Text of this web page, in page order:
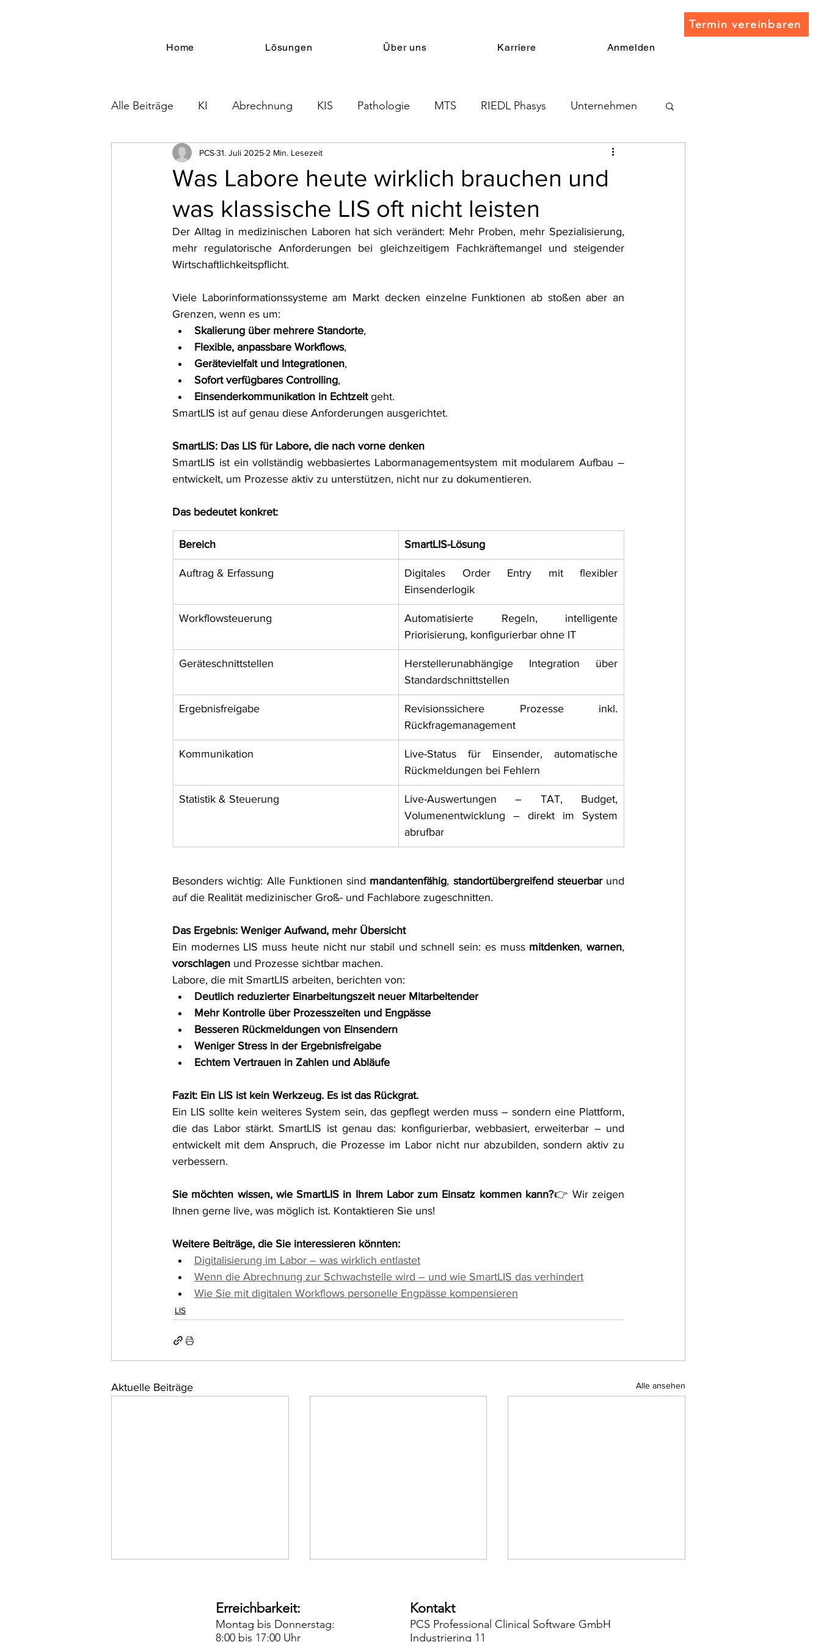
Termin vereinbaren
Home Lösungen Über uns Karriere Anmelden
Alle Beiträge KI Abrechnung KIS Pathologie MTS RIEDL Phasys Unternehmen
Security Blutbanken Therapieplanung
Was Labore heute wirklich brauchen und
was klassische LIS oft nicht leisten
PCS31. Juli 2025 2 Min. Lesezeit
Der Alltag in medizinischen Laboren hat sich verändert: Mehr Proben, mehr Spezialisierung,
mehr regulatorische Anforderungen bei gleichzeitigem Fachkräftemangel und steigender
Wirtschaftlichkeitspflicht.
Viele Laborinformationssysteme am Markt decken einzelne Funktionen ab stoßen aber an
Grenzen, wenn es um:
Skalierung über mehrere Standorte,
Flexible, anpassbare Workflows,
Gerätevielfalt und Integrationen,
Sofort verfügbares Controlling,
Einsenderkommunikation in Echtzeit geht.
SmartLIS ist auf genau diese Anforderungen ausgerichtet.
SmartLIS: Das LIS für Labore, die nach vorne denken
SmartLIS ist ein vollständig webbasiertes Labormanagementsystem mit modularem Aufbau –
entwickelt, um Prozesse aktiv zu unterstützen, nicht nur zu dokumentieren.
Das bedeutet konkret:
Bereich SmartLIS-Lösung
Auftrag & Erfassung
Digitales Order Entry mit flexibler
Einsenderlogik
Workflowsteuerung
Automatisierte Regeln, intelligente
Priorisierung, konfigurierbar ohne IT
Geräteschnittstellen
Herstellerunabhängige Integration über
Standardschnittstellen
Ergebnisfreigabe
Revisionssichere Prozesse inkl.
Rückfragemanagement
Kommunikation
Live-Status für Einsender, automatische
Rückmeldungen bei Fehlern
Statistik & Steuerung
Live-Auswertungen – TAT, Budget,
Volumenentwicklung – direkt im System
abrufbar
Besonders wichtig: Alle Funktionen sind mandantenfähig, standortübergreifend steuerbar und
auf die Realität medizinischer Groß- und Fachlabore zugeschnitten.
Das Ergebnis: Weniger Aufwand, mehr Übersicht
Ein modernes LIS muss heute nicht nur stabil und schnell sein: es muss mitdenken, warnen
vorschlagen und Prozesse sichtbar machen.
Labore, die mit SmartLIS arbeiten, berichten von:
Deutlich reduzierter Einarbeitungszeit neuer Mitarbeitender
Mehr Kontrolle über Prozesszeiten und Engpässe
Besseren Rückmeldungen von Einsendern
Weniger Stress in der Ergebnisfreigabe
Echtem Vertrauen in Zahlen und Abläufe
Fazit: Ein LIS ist kein Werkzeug. Es ist das Rückgrat.
Ein LIS sollte kein weiteres System sein, das gepflegt werden muss – sondern eine Plattform,
die das Labor stärkt. SmartLIS ist genau das: konfigurierbar, webbasiert, erweiterbar – und
entwickelt mit dem Anspruch, die Prozesse im Labor nicht nur abzubilden, sondern aktiv zu
verbessern.
Sie möchten wissen, wie SmartLIS in Ihrem Labor zum Einsatz kommen kann?👉 Wir zeigen
Ihnen gerne live, was möglich ist. Kontaktieren Sie uns!
Weitere Beiträge, die Sie interessieren könnten:
Digitalisierung im Labor – was wirklich entlastet
Wenn die Abrechnung zur Schwachstelle wird – und wie SmartLIS das verhindert
Wie Sie mit digitalen Workflows personelle Engpässe kompensieren
LIS
Aktuelle Beiträge Alle ansehen
Erreichbarkeit:
Montag bis Donnerstag:
8:00 bis 17:00 Uhr
Kontakt
PCS Professional Clinical Software GmbH
Industriering 11